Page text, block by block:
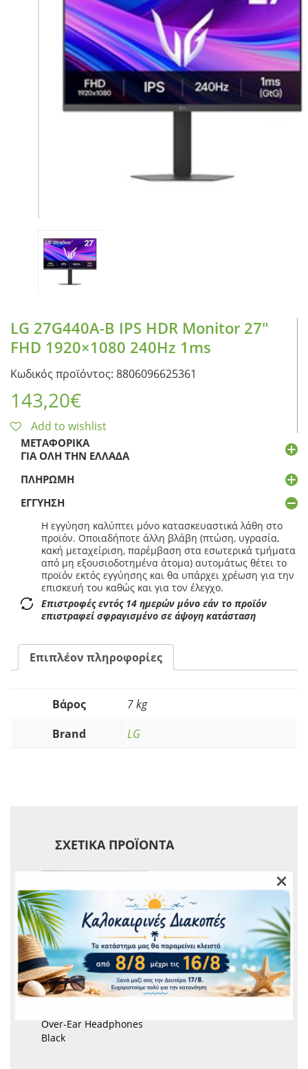
CASE FANS
LIQUID COOLERS
CPU COOLERS
ΕΙΚΟΝΑ-ΗΧΟΣ
ACCESSORIES
LG 27G440A-B IPS HDR Monitor 27″
FHD 1920×1080 240Hz 1ms
Κωδικός προϊόντος: 8806096625361
143,20€
Add to wishlist
ΜΕΤΑΦΟΡΙΚΆ
ΓΙΑ ΌΛΗ ΤΗΝ ΕΛΛΆΔΑ
ΠΛΗΡΩΜΉ
ΕΓΓΎΗΣΗ
Η εγγύηση καλύπτει μόνο κατασκευαστικά λάθη στο
προϊόν. Οποιαδήποτε άλλη βλάβη (πτώση, υγρασία,
κακή μεταχείριση, παρέμβαση στα εσωτερικά τμήματα
από μη εξουσιοδοτημένα άτομα) αυτομάτως θέτει το
προϊόν εκτός εγγύησης και θα υπάρχει χρέωση για την
επισκευή του καθώς και για τον έλεγχο.
Επιστροφές εντός 14 ημερών μόνο εάν το προϊόν
επιστραφεί σφραγισμένο σε άψογη κατάσταση
Επιπλέον πληροφορίες
Βάρος
7 kg
Brand
LG
ΣΧΕΤΙΚΆ ΠΡΟΪΌΝΤΑ
Over-Ear Headphones
Black
×